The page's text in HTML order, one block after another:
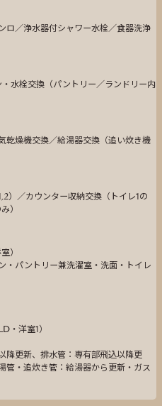
ロ／浄水器付シャワー水栓／食器洗浄
水栓交換（パントリー／ランドリー内
乾燥機交換／給湯器交換（追い炊き機
）／カウンター収納交換（トイレ1の
）
）
・パントリー兼洗濯室・洗面・トイレ
・洋室1）
降更新、排水管：専有部飛込以降更
管・追炊き管：給湯器から更新・ガス